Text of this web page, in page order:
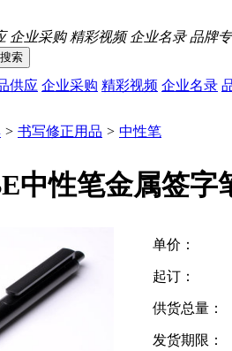
企业采购 精彩视频 企业名录 品牌
搜索
供应 企业采购 精彩视频 企业名录
> 书写修正用品 > 中性笔
中性笔金属签字
单价：
起订：
供货总量：
发货期限：